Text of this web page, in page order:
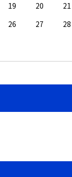
19 20 21
26 27 28